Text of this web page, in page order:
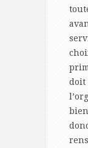
doit